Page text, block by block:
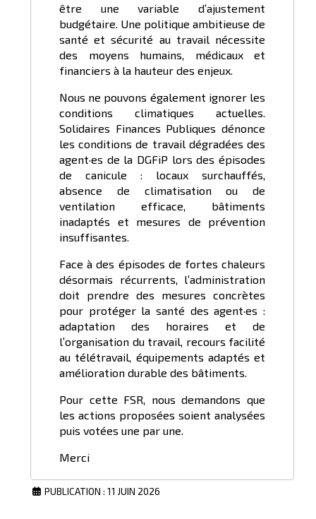
être une variable d’ajustement
budgétaire. Une politique ambitieuse de
santé et sécurité au travail nécessite
des moyens humains, médicaux et
financiers à la hauteur des enjeux.
Nous ne pouvons également ignorer les
conditions climatiques actuelles.
Solidaires Finances Publiques dénonce
les conditions de travail dégradées des
agent·es de la DGFiP lors des épisodes
de canicule : locaux surchauffés,
absence de climatisation ou de
ventilation efficace, bâtiments
inadaptés et mesures de prévention
insuffisantes.
Face à des épisodes de fortes chaleurs
désormais récurrents, l’administration
doit prendre des mesures concrètes
pour protéger la santé des agent·es :
adaptation des horaires et de
l’organisation du travail, recours facilité
au télétravail, équipements adaptés et
amélioration durable des bâtiments.
Pour cette FSR, nous demandons que
les actions proposées soient analysées
puis votées une par une.
Merci
PUBLICATION : 11 JUIN 2026